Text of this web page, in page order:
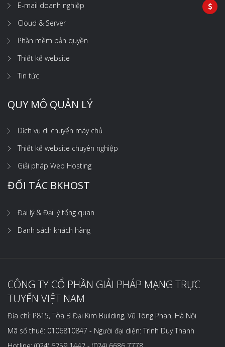
E-mail doanh nghiệp
Cloud & Server
Phần mềm bản quyền
Thiết kế website
Tin tức
QUY MÔ QUẢN LÝ
Dịch vụ di chuyển máy chủ
Thiết kế website chuyên nghiệp
Giải pháp Web Hosting
ĐỐI TÁC BKHOST
Đại lý & Đại lý tổng quan
Danh sách khách hàng
CÔNG TY CỔ PHẦN GIẢI PHÁP MẠNG TRỰC
TUYẾN VIỆT NAM
Địa chỉ: P815, Tòa B Đại Kim Building, Vũ Tông Phan, Hà Nội
Mã số thuế: 0106810847 - Người đại diện: Trịnh Duy Thanh